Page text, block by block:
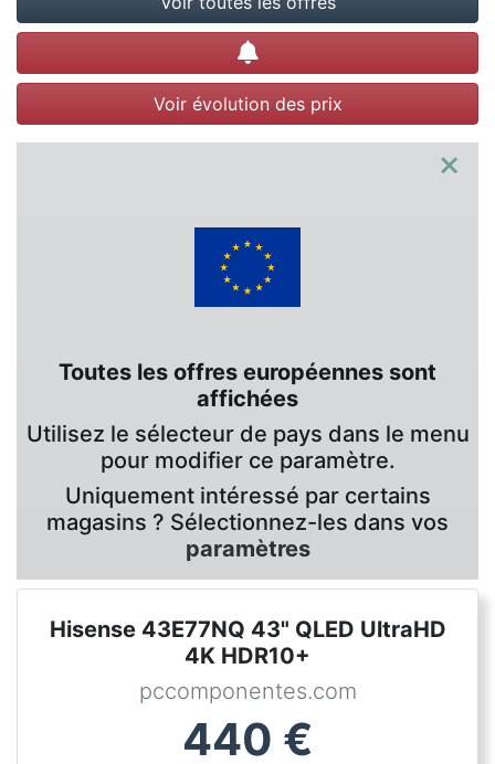
Créer une alerte
Voir évolution des prix
×
Toutes les offres européennes sont
affichées
Utilisez le sélecteur de pays dans le menu
pour modifier ce paramètre.
Uniquement intéressé par certains
magasins ? Sélectionnez-les dans vos
paramètres
Hisense 43E77NQ 43" QLED UltraHD
4K HDR10+
pccomponentes.com
440 €